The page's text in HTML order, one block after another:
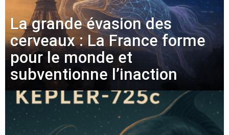
La grande évasion des
cerveaux : La France forme
pour le monde et
subventionne l’inaction